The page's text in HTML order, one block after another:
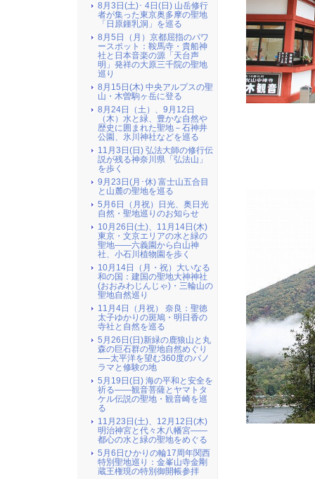
8月3日(土)･ 4日(日) 山岳修行
者が集った東京奥多摩の聖地
「日原鍾乳洞」を巡る
8月5日（月）京都屈指のパワ
ースポット：鞍馬寺・貴船神
社と日本音楽の源「天台声
明」発祥の大原三千院の聖地
巡り
8月15日(木) 中央アルプスの聖
山・木曽駒ヶ岳に登る
8月24日（土）、9月12日
（木）水と緑、豊かな自然や
歴史に囲まれた聖地－石神井
公園、氷川神社などを巡る
11月3日(日) 弘法大師の修行伝
説が残る神奈川県「弘法山」
を歩く
9月23日(月･休) 富士山五合目
と山麓の聖地を巡る
5月6日（月祝）日光、奥日光
自然・聖地巡りのお知らせ
10月26日(土)、11月14日(木)
東京・文京エリアの水と緑の
聖地――六義園から白山神
社、小石川植物園を歩く
10月14日（月・祝）大いなる
和の国：建国の聖地大神神社
(おおみわじんじゃ)・三輪山の
聖地自然巡り
11月4日（月祝） 奈良：聖徳
太子ゆかりの斑鳩・明日香の
寺社と自然を巡る
5月26日(日)新緑の鹿狼山と丸
森の巨石群の聖地自然めぐり
──太平洋を望む360度のパノ
ラマと修験の地
5月19日(日) 海の平和と安全を
祈る――観音菩薩とヤマトタ
ケル伝説の聖地・観音崎を巡
る
11月23日(土)、12月12日(木)
明治神宮と代々木八幡宮――
都心の水と緑の聖地をめぐる
5月6日ひかりの輪17周年関西
特別聖地巡り：金峯山寺金剛
蔵王権現の特別御開帳参拝